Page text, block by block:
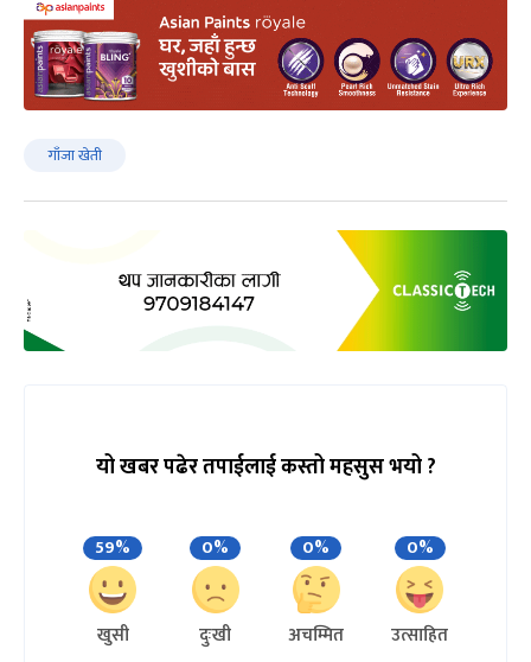
गाँजा खेती
यो खबर पढेर तपाईलाई कस्तो महसुस भयो ?
59%
खुसी
0%
दुःखी
0%
अचम्मित
0%
उत्साहित